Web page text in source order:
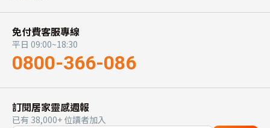
免付費客服專線
平日 09:00~18:30
0800-366-086
訂閱居家靈感週報
已有 38,000+ 位讀者加入